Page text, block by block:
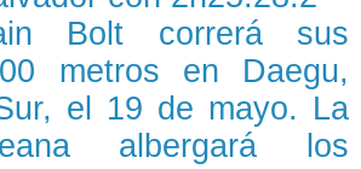
Bolt correrá sus
metros en Daegu,
el 19 de mayo. La
albergará los